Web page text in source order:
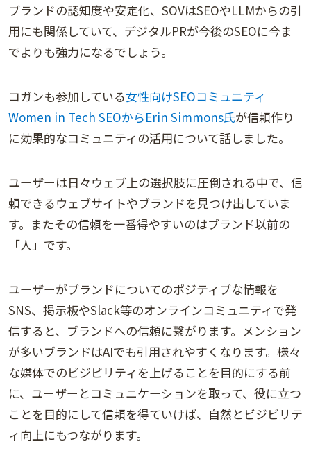
ブランドの認知度や安定化、SOVはSEOやLLMからの引
用にも関係していて、デジタルPRが今後のSEOに今ま
でよりも強力になるでしょう。
コガンも参加している女性向けSEOコミュニティ
Women in Tech SEOからErin Simmons氏が信頼作り
に効果的なコミュニティの活用について話しました。
ユーザーは日々ウェブ上の選択肢に圧倒される中で、信
頼できるウェブサイトやブランドを見つけ出していま
す。またその信頼を一番得やすいのはブランド以前の
「人」です。
ユーザーがブランドについてのポジティブな情報を
SNS、掲示板やSlack等のオンラインコミュニティで発
信すると、ブランドへの信頼に繋がります。メンション
が多いブランドはAIでも引用されやすくなります。様々
な媒体でのビジビリティを上げることを目的にする前
に、ユーザーとコミュニケーションを取って、役に立つ
ことを目的にして信頼を得ていけば、自然とビジビリテ
ィ向上にもつながります。